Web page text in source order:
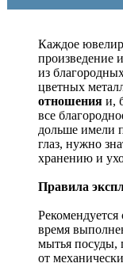
Каждое
произведение
из
цветных
отношения и,
все
дольше имели
глаз, нужно
хранению и
Правила
время
мытья посуды,
от